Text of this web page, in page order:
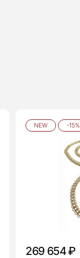
NEW -15%
269 654 ₽